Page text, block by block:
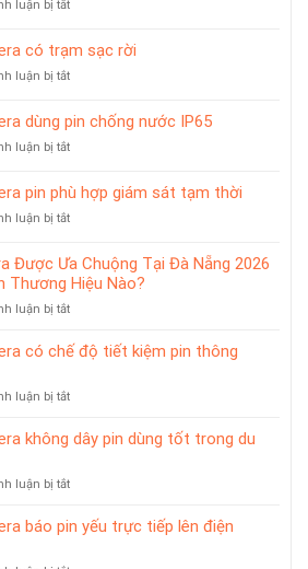
giám
chuyên
cho
vàng
luận bị tắtở
camera
pin
giá
từ
tiện
có trạm sạc rời
luận bị tắtở
6
camera
có
sạc
dùng pin chống nước IP65
luận bị tắtở
8
camera
dùng
chống
nước
IP65
pin phù hợp giám sát tạm thời
luận bị tắtở
5
camera
pin
phù
giám
thời
Được Ưa Chuộng Tại Đà Nẵng 2026
Thương Hiệu Nào?
luận bị tắtở
Camera
Được
Chuộng
Đà
Chọn
có chế độ tiết kiệm pin thông
luận bị tắtở
camera
chế
tiết
không dây pin dùng tốt trong du
luận bị tắtở
6
camera
báo pin yếu trực tiếp lên điện